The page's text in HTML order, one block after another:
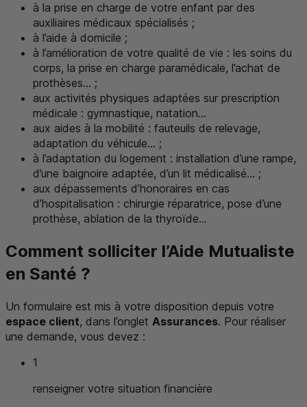
à la prise en charge de votre enfant par des
auxiliaires médicaux spécialisés ;
à l’aide à domicile ;
à l’amélioration de votre qualité de vie : les soins du
corps, la prise en charge paramédicale, l’achat de
prothèses... ;
aux activités physiques adaptées sur prescription
médicale : gymnastique, natation...
aux aides à la mobilité : fauteuils de relevage,
adaptation du véhicule... ;
à l’adaptation du logement : installation d’une rampe,
d’une baignoire adaptée, d’un lit médicalisé... ;
aux dépassements d’honoraires en cas
d’hospitalisation : chirurgie réparatrice, pose d’une
prothèse, ablation de la thyroïde...
Comment solliciter l’Aide Mutualiste
en Santé ?
Un formulaire est mis à votre disposition depuis votre
espace client, dans l’onglet Assurances. Pour réaliser
une demande, vous devez :
1
renseigner votre situation financière